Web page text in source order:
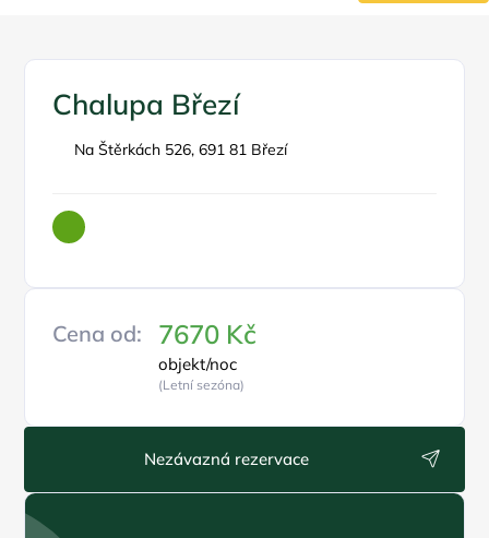
Chalupa Březí
Na Štěrkách 526, 691 81 Březí
Cena od: 7670 Kč
objekt/noc
(Letní sezóna)
Nezávazná rezervace